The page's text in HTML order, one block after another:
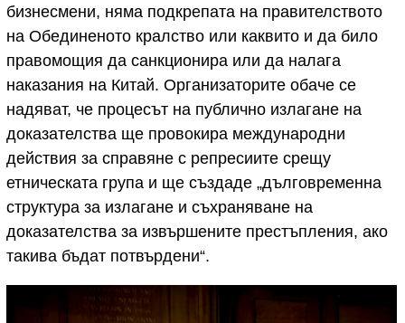
бизнесмени, няма подкрепата на правителството
на Обединеното кралство или каквито и да било
правомощия да санкционира или да налага
наказания на Китай. Организаторите обаче се
надяват, че процесът на публично излагане на
доказателства ще провокира международни
действия за справяне с репресиите срещу
етническата група и ще създаде „дълговременна
структура за излагане и съхраняване на
доказателства за извършените престъпления, ако
такива бъдат потвърдени“.